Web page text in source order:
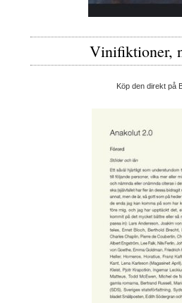
Vinifiktioner,
Köp den direkt på